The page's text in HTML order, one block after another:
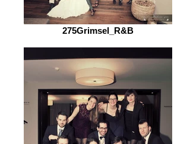
275Grimsel_R&B